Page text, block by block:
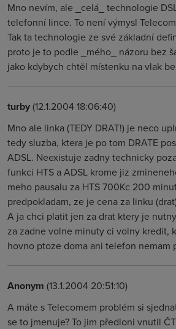
Mno nevím, ale _celá_ technologie
telefonní lince. To není výmysl
Tak ta technologie ze své základní
proto je to podle _mého_ názoru bez
jako kdybych chtěl místenku na vlak
turby(12.1.2004 18:06:40)
Mno ale linka (TEDY DRAT!) je neco
tedy sluzba, ktera je po tom DRATE
ADSL. Neexistuje zadny technicky
funkci HTS a ADSL krome jiz
meho pausalu za HTS 700Kc 200
predpokladam, ze je cena za linku
A ja chci platit jen za drat ktery je
za zadne volne minuty ci volny kredit,
hovno ptoze doma ani telefon nemam
Anonym (13.1.2004 20:51:10)
A máte s Telecomem problém si
se to jmenuje? To jim předloni vnutil